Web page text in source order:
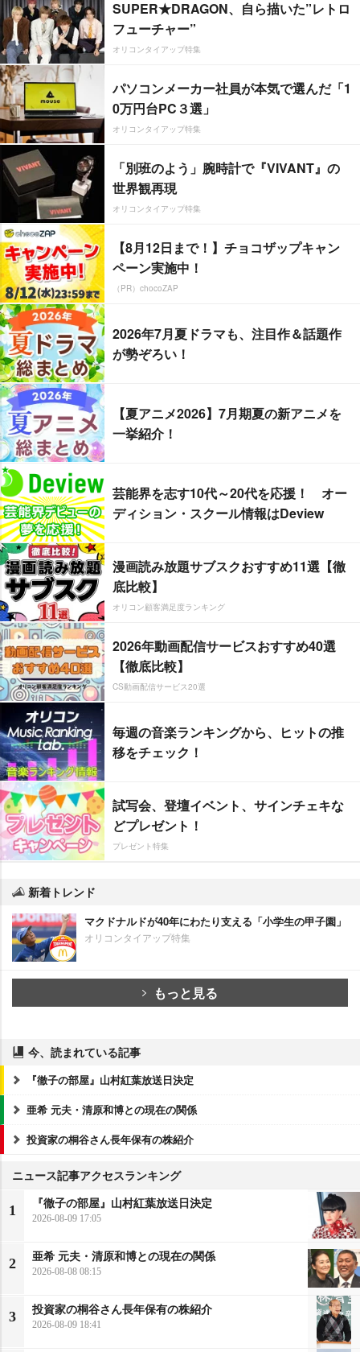
SUPER★DRAGON、自ら描いた”レトロ
フューチャー”
オリコンタイアップ特集
パソコンメーカー社員が本気で選んだ「1
0万円台PC３選」
オリコンタイアップ特集
「別班のよう」腕時計で『VIVANT』の
世界観再現
オリコンタイアップ特集
【8月12日まで！】チョコザップキャン
ペーン実施中！
（PR）chocoZAP
2026年7月夏ドラマも、注目作＆話題作
が勢ぞろい！
【夏アニメ2026】7月期夏の新アニメを
一挙紹介！
芸能界を志す10代～20代を応援！ オー
ディション・スクール情報はDeview
漫画読み放題サブスクおすすめ11選【徹
底比較】
オリコン顧客満足度ランキング
2026年動画配信サービスおすすめ40選
【徹底比較】
CS動画配信サービス20選
毎週の音楽ランキングから、ヒットの推
移をチェック！
試写会、登壇イベント、サインチェキな
どプレゼント！
プレゼント特集
新着トレンド
マクドナルドが40年にわたり支える「小学生の甲子園」
オリコンタイアップ特集
もっと見る
今、読まれている記事
『徹子の部屋』山村紅葉放送日決定
亜希 元夫・清原和博との現在の関係
投資家の桐谷さん長年保有の株紹介
ニュース記事アクセスランキング
1
『徹子の部屋』山村紅葉放送日決定
2026-08-09 17:05
2
亜希 元夫・清原和博との現在の関係
2026-08-08 08:15
3
投資家の桐谷さん長年保有の株紹介
2026-08-09 18:41